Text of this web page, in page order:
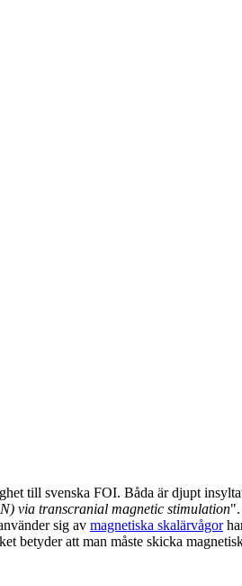
till svenska FOI. Båda är djupt
via transcranial magnetic stimulation".
sig av magnetiska skalärvågor
betyder att man måste skicka